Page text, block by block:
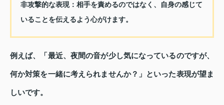
非攻撃的な表現：相手を責めるのではなく、自身の感じて
いることを伝えるよう心がけます。
例えば、「最近、夜間の音が少し気になっているのですが、
何か対策を一緒に考えられませんか？」といった表現が望ま
しいです。